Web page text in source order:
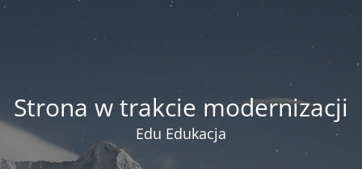
Strona w trakcie modernizacji
Edu Edukacja